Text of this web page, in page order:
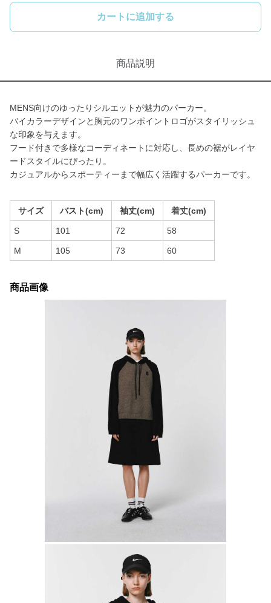
カートに追加する
商品説明
MENS向けのゆったりシルエットが魅力のパーカー。
バイカラーデザインと胸元のワンポイントロゴがスタイリッシュ
な印象を与えます。
フード付きで多様なコーディネートに対応し、長めの裾がレイヤ
ードスタイルにぴったり。
カジュアルからスポーティーまで幅広く活躍するパーカーです。
サイズ バスト(cm) 袖丈(cm) 着丈(cm)
S 101 72 58
M 105 73 60
商品画像